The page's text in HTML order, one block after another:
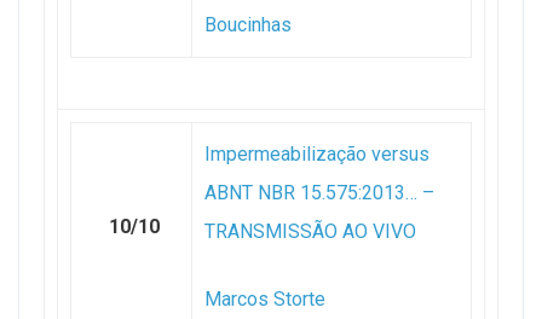
Boucinhas
10/10
Impermeabilização versus
ABNT NBR 15.575:2013… –
TRANSMISSÃO AO VIVO
Marcos Storte